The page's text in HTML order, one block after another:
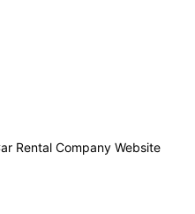
Rental Company Website